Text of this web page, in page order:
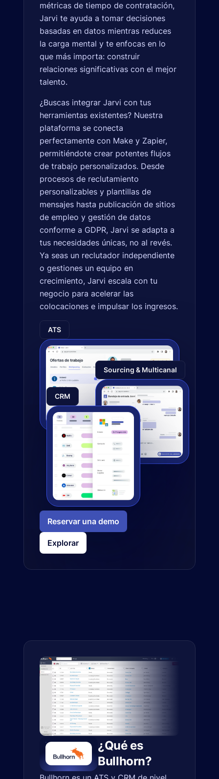
métricas de tiempo de contratación,
Jarvi te ayuda a tomar decisiones
basadas en datos mientras reduces
la carga mental y te enfocas en lo
que más importa: construir
relaciones significativas con el mejor
talento.
¿Buscas integrar Jarvi con tus
herramientas existentes? Nuestra
plataforma se conecta
perfectamente con Make y Zapier,
permitiéndote crear potentes flujos
de trabajo personalizados. Desde
procesos de reclutamiento
personalizables y plantillas de
mensajes hasta publicación de sitios
de empleo y gestión de datos
conforme a GDPR, Jarvi se adapta a
tus necesidades únicas, no al revés.
Ya seas un reclutador independiente
o gestiones un equipo en
crecimiento, Jarvi escala con tu
negocio para acelerar las
colocaciones e impulsar los ingresos.
ATS
Sourcing & Multicanal
CRM
Reservar una demo
Explorar
¿Qué es
Bullhorn?